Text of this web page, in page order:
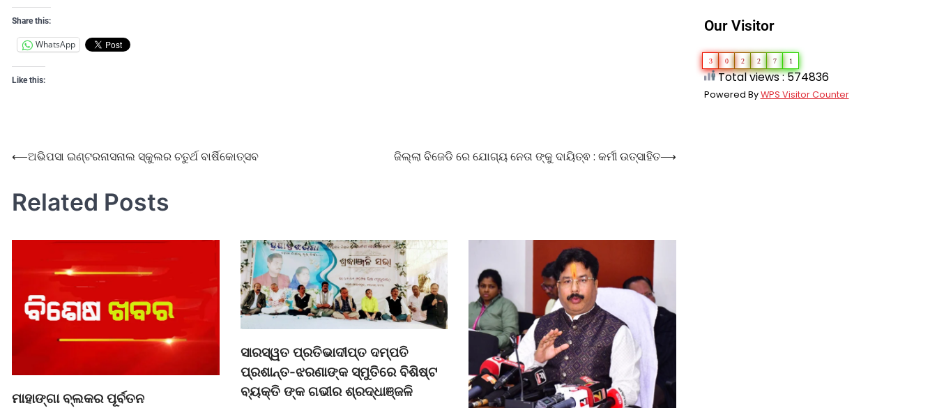
Share this:
WhatsApp
Like this:
⟵ଅଭିପସା ଇଣ୍ଟରନାସନାଲ ସ୍କୁଲର ଚତୁର୍ଥ ବାର୍ଷିକୋତ୍ସବ ଜିଲ୍ଲା ବିଜେଡି ରେ ଯୋଗ୍ୟ ନେତା ଙ୍କୁ ଦାୟିତ୍ଵ : କର୍ମୀ ଉତ୍ସାହିତ⟶
Related Posts
ମାହାଙ୍ଗା ବ୍ଲକର ପୂର୍ବତନ
ସାରସ୍ୱତ ପ୍ରତିଭାଦୀପ୍ତ ଦମ୍ପତି
ପ୍ରଶାନ୍ତ-ଝରଣାଙ୍କ ସ୍ମୁତିରେ ବିଶିଷ୍ଟ
ବ୍ୟକ୍ତି ଙ୍କ ଗଭୀର ଶ୍ରଦ୍ଧାଞ୍ଜଳି
Our Visitor
3 0 2 2 7 1
Total views : 574836
Powered ByWPS Visitor Counter